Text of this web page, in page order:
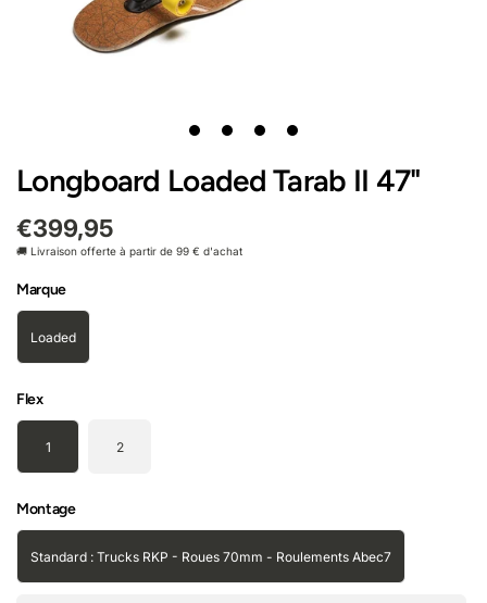
Longboard Loaded Tarab II 47"
€399,95
🚚 Livraison offerte à partir de 99 € d'achat
Marque
Loaded
Flex
1 2
Montage
Standard : Trucks RKP - Roues 70mm - Roulements Abec7